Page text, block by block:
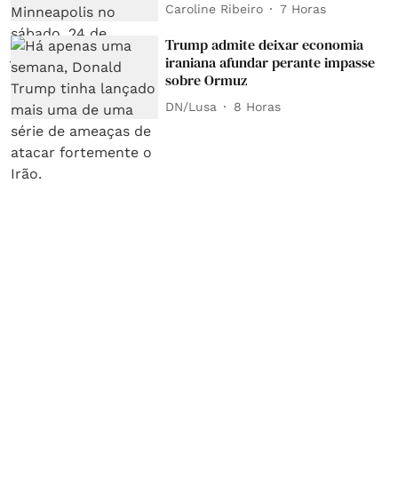
Caroline Ribeiro 7 Horas
Trump admite deixar economia
iraniana afundar perante impasse
sobre Ormuz
DN/Lusa 8 Horas